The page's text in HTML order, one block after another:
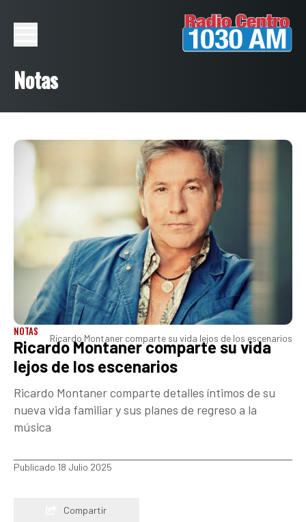
Notas
Ricardo Montaner comparte su vida lejos de los escenarios
NOTAS
Ricardo Montaner comparte su vida
lejos de los escenarios
Ricardo Montaner comparte detalles íntimos de su
nueva vida familiar y sus planes de regreso a la
música
Publicado 18 Julio 2025
Compartir